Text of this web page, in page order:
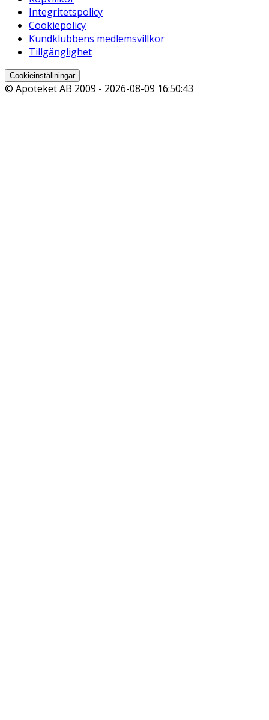
Integritetspolicy
Cookiepolicy
Kundklubbens medlemsvillkor
Tillgänglighet
Cookieinställningar
© Apoteket AB 2009 - 2026-08-09 16:50:43